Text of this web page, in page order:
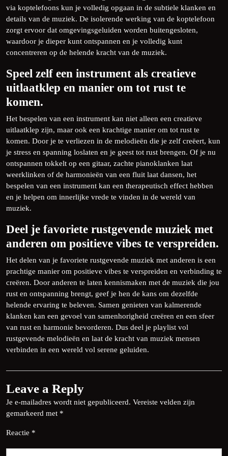
via koptelefoons kun je volledig opgaan in de subtiele klanken en
details van de muziek. De isolerende werking van de koptelefoon
zorgt ervoor dat omgevingsgeluiden worden buitengesloten,
waardoor je dieper kunt ontspannen en je volledig kunt
concentreren op de helende kracht van de muziek.
Speel zelf een instrument als creatieve
uitlaatklep en manier om tot rust te
komen.
Het bespelen van een instrument kan niet alleen een creatieve
uitlaatklep zijn, maar ook een krachtige manier om tot rust te
komen. Door je te verliezen in de melodieën die je zelf creëert, kun
je stress en spanning loslaten en je geest tot rust brengen. Of je nu
ontspannen tokkelt op een gitaar, zachte pianoklanken laat
weerklinken of de harmonieën van een fluit laat dansen, het
bespelen van een instrument kan een therapeutisch effect hebben
en je helpen om innerlijke vrede te vinden in de wereld van
muziek.
Deel je favoriete rustgevende muziek met
anderen om positieve vibes te verspreiden.
Het delen van je favoriete rustgevende muziek met anderen is een
prachtige manier om positieve vibes te verspreiden en verbinding te
creëren. Door anderen te laten kennismaken met de muziek die jou
rust en ontspanning brengt, geef je hen de kans om dezelfde
helende ervaring te beleven. Samen genieten van kalmerende
klanken kan een gevoel van samenhorigheid creëren en een sfeer
van rust en harmonie bevorderen. Dus deel je playlist vol
rustgevende melodieën en laat de kracht van muziek mensen
verbinden in een wereld vol serene geluiden.
Leave a Reply
Je e-mailadres wordt niet gepubliceerd. Vereiste velden zijn
gemarkeerd met *
Reactie *